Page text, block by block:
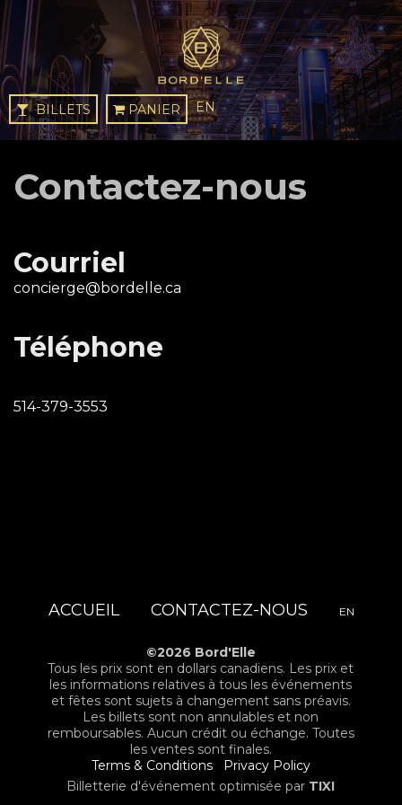
BILLETS PANIER EN
Contactez-nous
Courriel
concierge@bordelle.ca
Téléphone
514-379-3553
ACCUEIL CONTACTEZ-NOUS EN
©2026 Bord'Elle
Tous les prix sont en dollars canadiens. Les prix et
les informations relatives à tous les événements
et fêtes sont sujets à changement sans préavis.
Les billets sont non annulables et non
remboursables. Aucun crédit ou échange. Toutes
les ventes sont finales.
Terms & Conditions
Privacy Policy
Billetterie d'événement optimisée par TIXI